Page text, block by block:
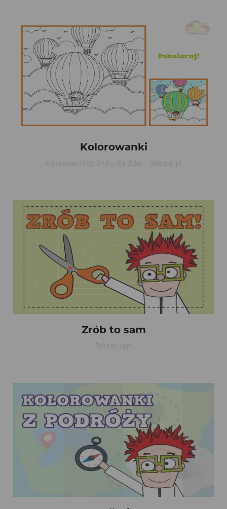
Kolorowanki
Kolorowanki do druku dla dzieci | Salagier.pl
Zrób to sam
Zrób to sam